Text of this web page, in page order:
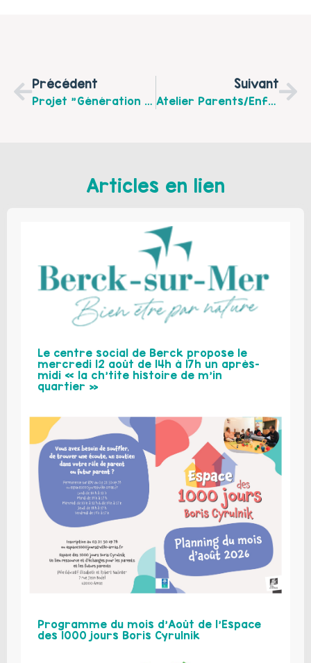
Précédent
Projet "Génération Familles" Pour Toute La Famille Du 19 Au 23 Octobre 2020
Suivant
Atelier Parents/enfants « Motricité Libre » Organisé Par Le Centre Social Eclaté De Saint-Martin Boulogne
Articles en lien
Le centre social de Berck propose le
mercredi 12 août de 14h à 17h un après-
midi « la ch’tite histoire de m’in
quartier »
Programme du mois d’Août de l’Espace
des 1000 jours Boris Cyrulnik